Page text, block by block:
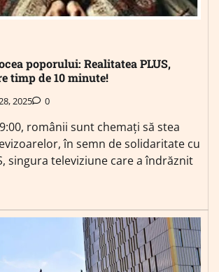
poporului: Realitatea PLUS,
timp de 10 minute!
2025 0
românii sunt chemați să stea
în semn de solidaritate cu
singura televiziune care a îndrăznit